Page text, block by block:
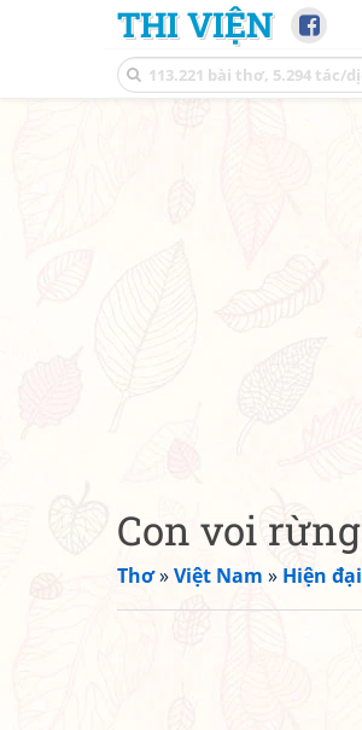
THI VIỆN
Con voi rừng
Thơ»Việt Nam » Hiện đại